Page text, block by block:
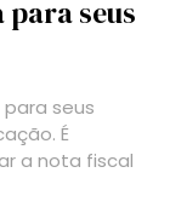
seus
seus
É
a nota fiscal